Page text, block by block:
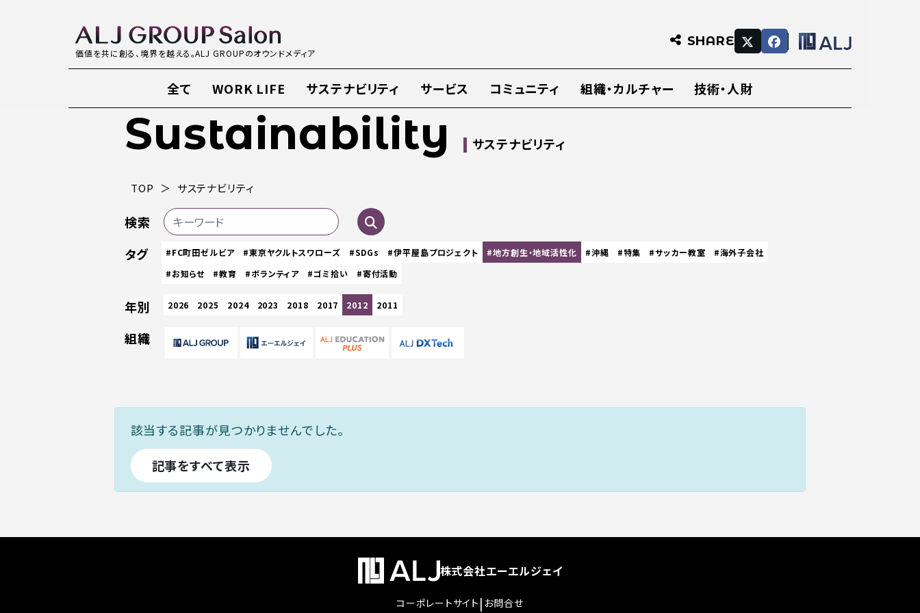
価値を共に創る、境界を越える。ALJ GROUPのオウンドメディア
SHARE
全て WORK LIFE サステナビリティ サービス コミュニティ 組織・カルチャー 技術・人財
Sustainability サステナビリティ
TOP サステナビリティ
検索
タグ
#FC町田ゼルビア #東京ヤクルトスワローズ #SDGs #伊平屋島プロジェクト #地方創生・地域活性化 #沖縄 #特集 #サッカー教室
#海外子会社
#お知らせ
#教育 #ボランティア #ゴミ拾い #寄付活動
年別 2026 2025 2024 2023 2018 2017 2012 2011
組織
該当する記事が見つかりませんでした。
記事をすべて表示
株式会社エーエルジェイ
コーポレートサイト | お問合せ